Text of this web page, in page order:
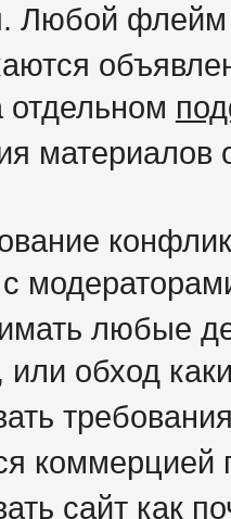
флейм
материалов
любые
обход
коммерцией
сайт как